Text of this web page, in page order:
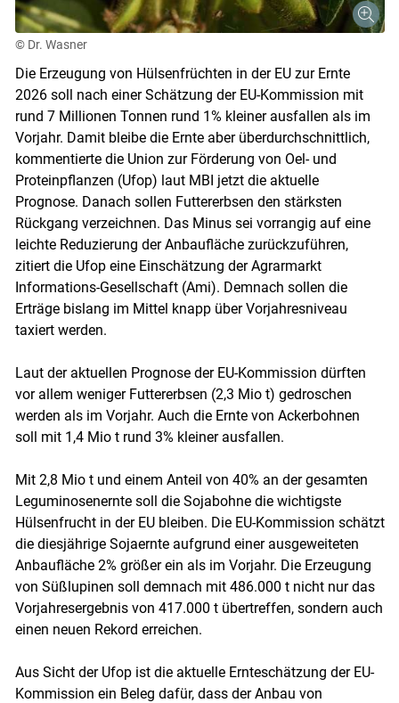
Skip to main content
© Dr. Wasner
Die Erzeugung von Hülsenfrüchten in der EU zur Ernte
2026 soll nach einer Schätzung der EU-Kommission mit
rund 7 Millionen Tonnen rund 1% kleiner ausfallen als im
Vorjahr. Damit bleibe die Ernte aber überdurchschnittlich,
kommentierte die Union zur Förderung von Oel- und
Proteinpflanzen (Ufop) laut MBI jetzt die aktuelle
Prognose. Danach sollen Futtererbsen den stärksten
Rückgang verzeichnen. Das Minus sei vorrangig auf eine
leichte Reduzierung der Anbaufläche zurückzuführen,
zitiert die Ufop eine Einschätzung der Agrarmarkt
Informations-Gesellschaft (Ami). Demnach sollen die
Erträge bislang im Mittel knapp über Vorjahresniveau
taxiert werden.
Laut der aktuellen Prognose der EU-Kommission dürften
vor allem weniger Futtererbsen (2,3 Mio t) gedroschen
werden als im Vorjahr. Auch die Ernte von Ackerbohnen
soll mit 1,4 Mio t rund 3% kleiner ausfallen.
Mit 2,8 Mio t und einem Anteil von 40% an der gesamten
Leguminosenernte soll die Sojabohne die wichtigste
Hülsenfrucht in der EU bleiben. Die EU-Kommission schätzt
die diesjährige Sojaernte aufgrund einer ausgeweiteten
Anbaufläche 2% größer ein als im Vorjahr. Die Erzeugung
von Süßlupinen soll demnach mit 486.000 t nicht nur das
Vorjahresergebnis von 417.000 t übertreffen, sondern auch
einen neuen Rekord erreichen.
Aus Sicht der Ufop ist die aktuelle Ernteschätzung der EU-
Kommission ein Beleg dafür, dass der Anbau von